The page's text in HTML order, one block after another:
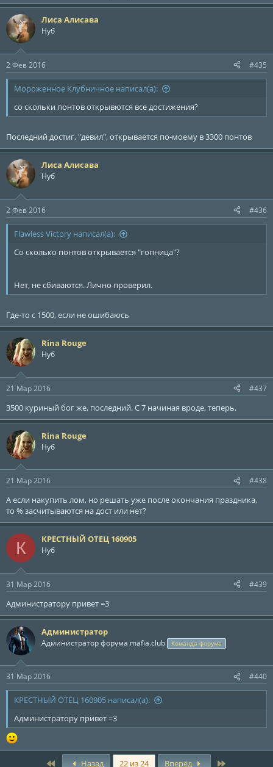
Лиса Алисава
Нуб
2 Фев 2016 #435
Мороженное Клубничное написал(а):
со скольки понтов открывются все достижения?
Последний достиг, "девил", открывается по-моему в 3300 понтов
Лиса Алисава
Нуб
2 Фев 2016 #436
Flawless Victory написал(а):
Со сколько понтов открывается "гопница"?
Нет, не сбиваются. Лично проверил.
Где-то с 1500, если не ошибаюсь
Rina Rouge
Нуб
21 Мар 2016 #437
3500 куриный бог же, последний. С 7 начиная вроде, теперь.
Rina Rouge
Нуб
21 Мар 2016 #438
А если накупить лом, но решать уже после окончания праздника,
то % засчитываются на дост или нет?
К КРЕСТНЫЙ ОТЕЦ 160905
Нуб
31 Мар 2016 #439
Администратору привет =3
Администратор
Администратор форума mafia.club Команда форума
31 Мар 2016 #440
КРЕСТНЫЙ ОТЕЦ 160905 написал(а):
Администратору привет =3
Назад 22 из 24 Вперёд